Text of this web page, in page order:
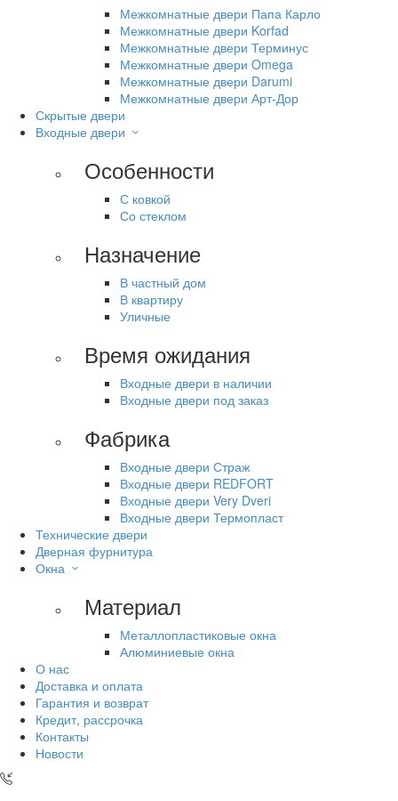
Межкомнатные двери Папа Карло
Межкомнатные двери Korfad
Межкомнатные двери Терминус
Межкомнатные двери Omega
Межкомнатные двери Darumi
Межкомнатные двери Арт-Дор
Скрытые двери
Входные двери
Особенности
С ковкой
Со стеклом
Назначение
В частный дом
В квартиру
Уличные
Время ожидания
Входные двери в наличии
Входные двери под заказ
Фабрика
Входные двери Страж
Входные двери REDFORT
Входные двери Very Dveri
Входные двери Термопласт
Технические двери
Дверная фурнитура
Окна
Материал
Металлопластиковые окна
Алюминиевые окна
О нас
Доставка и оплата
Гарантия и возврат
Кредит, рассрочка
Контакты
Новости